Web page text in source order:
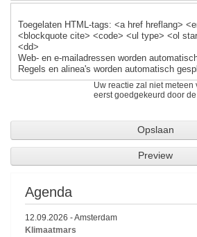
Toegelaten HTML-tags: <a href hreflang>
<blockquote cite> <code> <ul type> <ol
<dd>
Web- en e-mailadressen worden
Regels en alinea's worden automatisch
Uw reactie zal niet
eerst goedgekeurd door
Agenda
12.09.2026 -Amsterdam
Klimaatmars